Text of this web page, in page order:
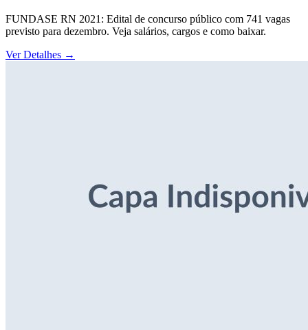
FUNDASE RN 2021: Edital de concurso público com 741 vagas
previsto para dezembro. Veja salários, cargos e como baixar.
Ver Detalhes →